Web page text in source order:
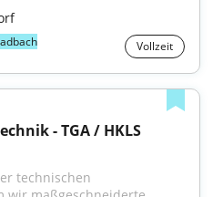
Vollzeit
- TGA / HKLS
technischen